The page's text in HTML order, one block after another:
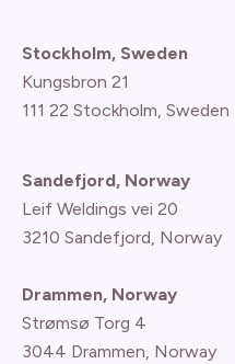
Stockholm, Sweden
Kungsbron 21
111 22 Stockholm, Sweden
Sandefjord, Norway
Leif Weldings vei 20
3210 Sandefjord, Norway
Drammen, Norway
Strømsø Torg 4
3044 Drammen, Norway